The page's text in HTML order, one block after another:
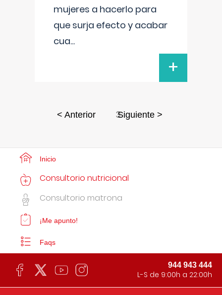
mujeres a hacerlo para
que surja efecto y acabar
cua...
+
< Anterior 3Siguiente >
Inicio
Consultorio nutricional
Consultorio matrona
¡Me apunto!
Faqs
944 943 444
L-S de 9:00h a 22:00h